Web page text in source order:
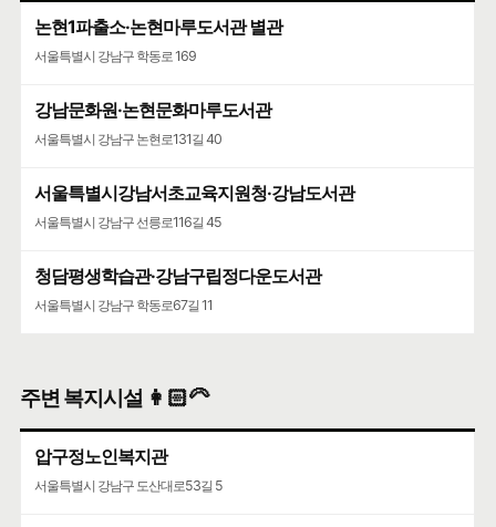
논현1파출소·논현마루도서관 별관
서울특별시 강남구 학동로 169
강남문화원·논현문화마루도서관
서울특별시 강남구 논현로131길 40
서울특별시강남서초교육지원청·강남도서관
서울특별시 강남구 선릉로116길 45
청담평생학습관·강남구립정다운도서관
서울특별시 강남구 학동로67길 11
주변 복지시설 👩🏻‍🦳
압구정노인복지관
서울특별시 강남구 도산대로53길 5